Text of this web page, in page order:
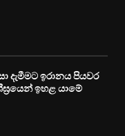
දැමීමට ඉරානය පියවර
ඉහළ යාමේ